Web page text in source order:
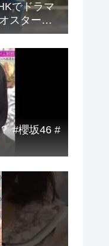
でドラマ
スター」
い」「演
#櫻坂46 #